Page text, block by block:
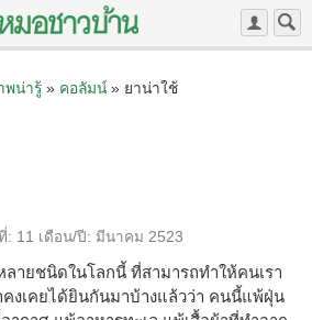
พน่ารู้» คอลัมน์» ยาน่าใช้
: 11 เดือน/ปี: มีนาคม 2523
ายชนิดในโลกนี้ ที่สามารถทำให้คนเรา
คงเคยได้ยินกันมาบ้างแล้วว่า คนนี้แพ้ฝุ่น